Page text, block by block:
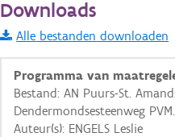
Informatie Vlaanderen
i
+ −
Downloads
Alle bestanden downloaden
Programma van
Bestand: AN Puurs-St.
Dendermondsesteenweg
Auteur(s): ENGELS Leslie